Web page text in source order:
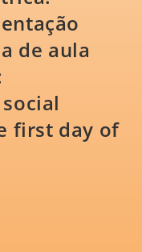
de aula
first day of